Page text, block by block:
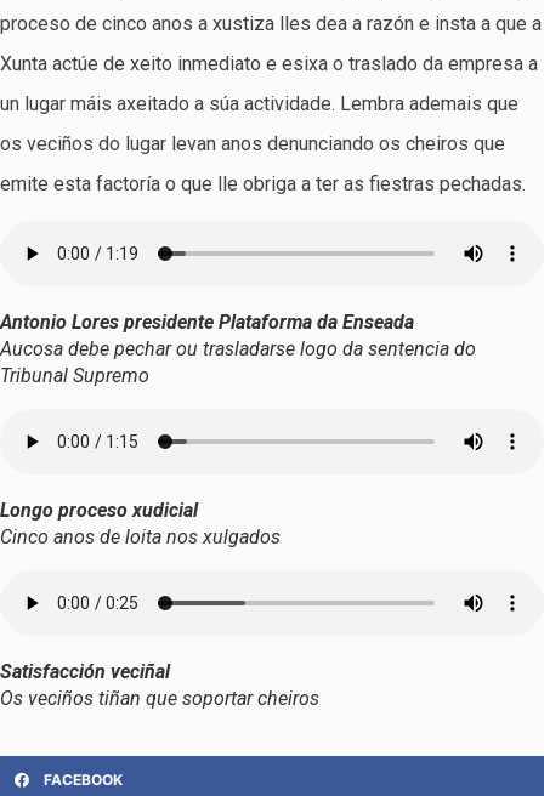
proceso de cinco anos a xustiza lles dea a razón e insta a que a
Xunta actúe de xeito inmediato e esixa o traslado da empresa a
un lugar máis axeitado a súa actividade. Lembra ademais que
os veciños do lugar levan anos denunciando os cheiros que
emite esta factoría o que lle obriga a ter as fiestras pechadas.
Antonio Lores presidente Plataforma da Enseada
Aucosa debe pechar ou trasladarse logo da sentencia do
Tribunal Supremo
Longo proceso xudicial
Cinco anos de loita nos xulgados
Satisfacción veciñal
Os veciños tiñan que soportar cheiros
FACEBOOK